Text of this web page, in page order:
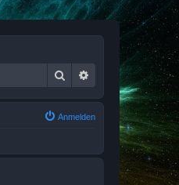
Suche Erweiterte Suche
Anmelden